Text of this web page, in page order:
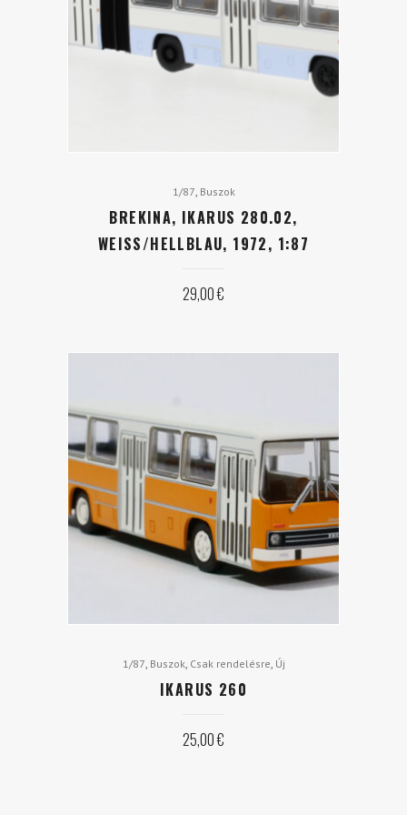
1/87, Buszok
BREKINA, IKARUS 280.02,
WEISS/HELLBLAU, 1972, 1:87
29,00€
1/87, Buszok, Csak rendelésre, Új
IKARUS 260
25,00€